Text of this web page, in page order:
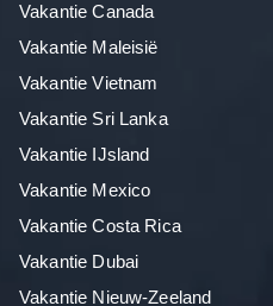
Vakantie Canada
Vakantie Maleisië
Vakantie Vietnam
Vakantie Sri Lanka
Vakantie IJsland
Vakantie Mexico
Vakantie Costa Rica
Vakantie Dubai
Vakantie Nieuw-Zeeland